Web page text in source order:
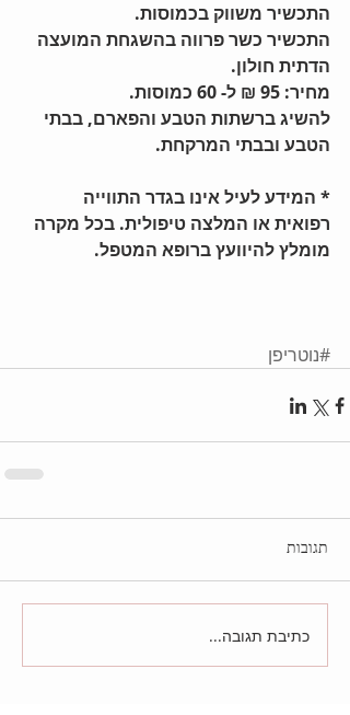
התכשיר משווק בכמוסות.
התכשיר כשר פרווה בהשגחת המועצה
הדתית חולון.
מחיר: 95 ₪ ל- 60 כמוסות.
להשיג ברשתות הטבע והפארם, בבתי
הטבע ובבתי המרקחת.
* המידע לעיל אינו בגדר התווייה
רפואית או המלצה טיפולית. בכל מקרה
מומלץ להיוועץ ברופא המטפל.
#נוטריפן
תגובות
כתיבת תגובה...